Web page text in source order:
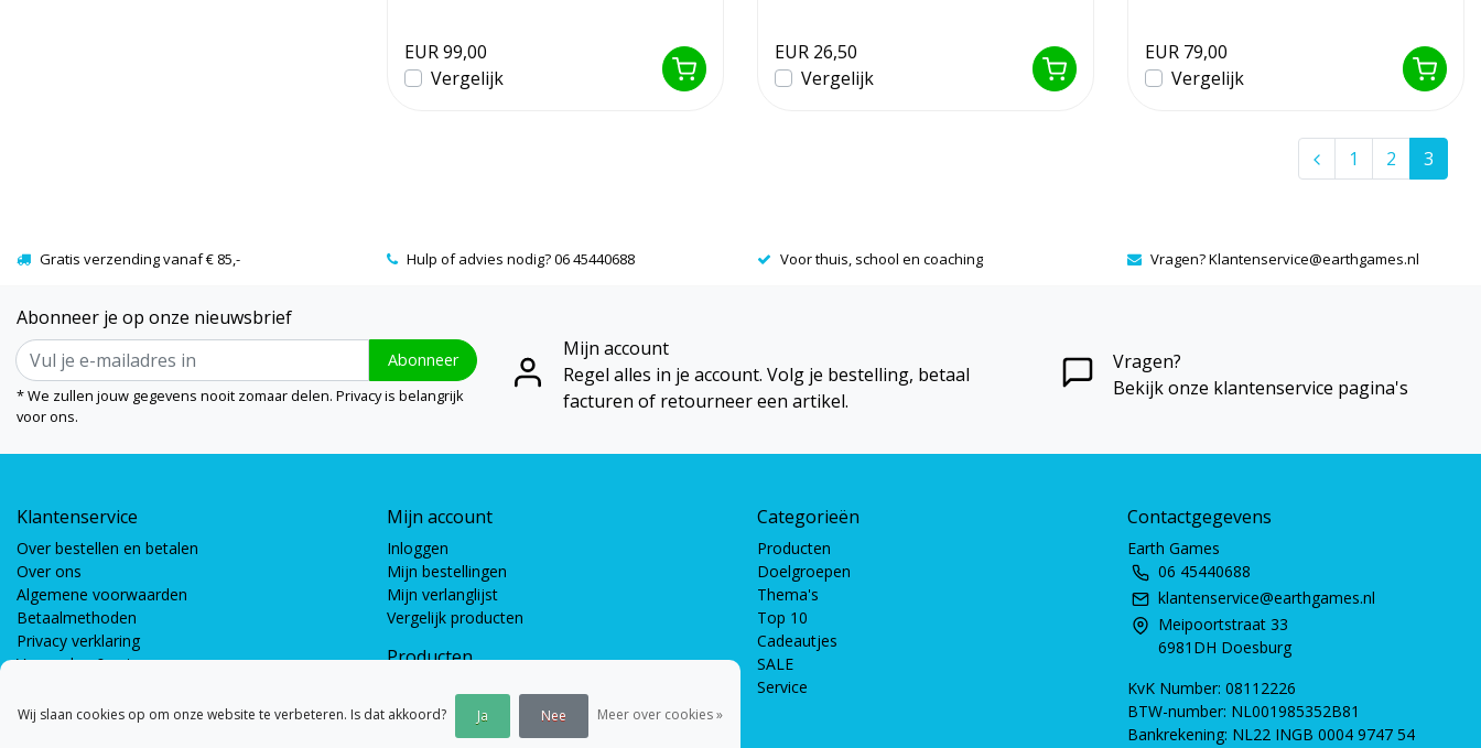
EUR 99,00
Vergelijk
EUR 26,50
Vergelijk
EUR 79,00
Vergelijk
1 2 3
Gratis verzending vanaf € 85,- Hulp of advies nodig? 06 45440688 Voor thuis, school en coaching Vragen?Klantenservice@earthgames.nl
Abonneer je op onze nieuwsbrief
Abonneer
* We zullen jouw gegevens nooit zomaar delen. Privacy is belangrijk
voor ons.
Mijn account
Regel alles in je account. Volg je bestelling, betaal
facturen of retourneer een artikel.
Vragen?
Bekijk onze klantenservice pagina's
Klantenservice
Over bestellen en betalen
Over ons
Algemene voorwaarden
Betaalmethoden
Privacy verklaring
Verzenden & retourneren
Mijn account
Inloggen
Mijn bestellingen
Mijn verlanglijst
Vergelijk producten
Producten
Bewegingsspellen
Gespreksspellen
Categorieën
Producten
Doelgroepen
Thema's
Top 10
Cadeautjes
SALE
Service
Contactgegevens
Earth Games
06 45440688
klantenservice@earthgames.nl
Meipoortstraat 33
6981DH Doesburg
KvK Number: 08112226
BTW-number: NL001985352B81
Bankrekening: NL22 INGB 0004 9747 54
Wij slaan cookies op om onze website te verbeteren. Is dat akkoord? Ja Nee Meer over cookies »